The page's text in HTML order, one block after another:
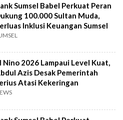
Sumsel Babel Perkuat Peran
100.000 Sultan Muda,
Inklusi Keuangan Sumsel
Nino 2026 Lampaui Level Kuat,
Azis Desak Pemerintah
Atasi Kekeringan